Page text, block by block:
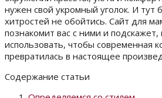
нужен свой укромный уголок. И тут
хитростей не обойтись. Сайт для
познакомит вас с ними и подскажет,
использовать, чтобы современная
превратилась в настоящее
Содержание статьи